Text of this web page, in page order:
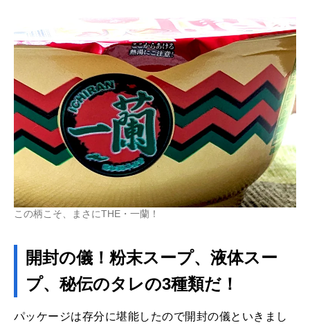
この柄こそ、まさにTHE・一蘭！
開封の儀！粉末スープ、液体スー
プ、秘伝のタレの3種類だ！
パッケージは存分に堪能したので開封の儀といきまし